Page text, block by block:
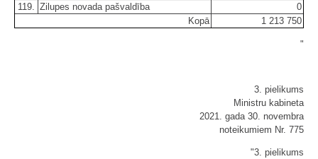
119.
Zilupes novada pašvaldība
0
Kopā
1 213 750
"
3. pielikums
Ministru kabineta
2021. gada 30. novembra
noteikumiem Nr. 775
"3. pielikums